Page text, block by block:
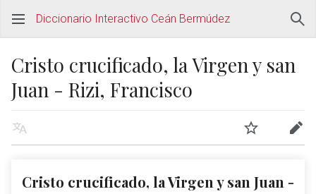
Diccionario Interactivo Ceán Bermúdez
Cristo crucificado, la Virgen y san
Juan - Rizi, Francisco
Cristo crucificado, la Virgen y san Juan -